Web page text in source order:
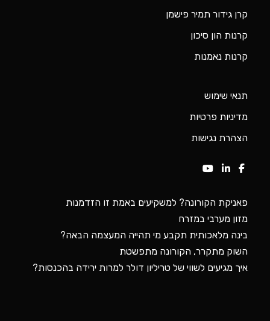
קרן גידור תמיר פישמן
קרנות הון סיכון
קרנות נאמנות
תנאי שימוש
מדיניות פרטיות
הצהרת נגישות
פאניקת הקורונה? למשקיעים באמת זו הזדמנות
מזון מערבי במזרח
בינה מלאכותית תקבע מי תהייה המעצמה הבאה?
השוק מתקרר, הקורונה מתפשטת
איך מגיעים לשווי של טריליון דולר למרות ירידה בהכנסות?